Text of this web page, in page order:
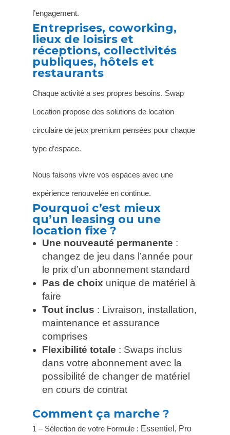
l’engagement.
Entreprises, coworking,
lieux de loisirs et
réceptions, collectivités
publiques, hôtels et
restaurants
Chaque activité a ses propres besoins. Swap
Location propose des solutions de location
circulaire de jeux premium pensées pour chaque
type d’espace.
Nous faisons vivre vos espaces avec une
expérience renouvelée en continue.
Pourquoi c’est mieux
qu’un leasing ou une
location fixe ?
Une nouveauté permanente :
changez de jeu dans l’année pour
le prix d’un abonnement standard
Pas de choix unique de matériel à
faire
Tout inclus : Livraison, installation,
maintenance et assurance
comprises
Flexibilité totale : Swaps inclus
dans votre abonnement avec la
possibilité de changer de matériel
en cours de contrat
Comment ça marche ?
1 – Sélection de votre Formule : Essentiel, Pro